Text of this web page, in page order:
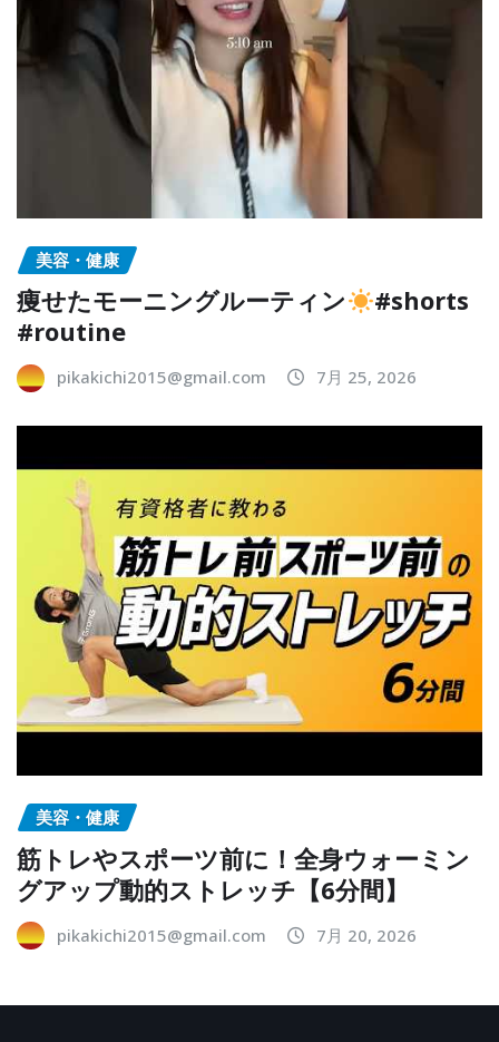
美容・健康
痩せたモーニングルーティン
#shorts
#routine
pikakichi2015@gmail.com 7月 25, 2026
美容・健康
筋トレやスポーツ前に！全身ウォーミン
グアップ動的ストレッチ【6分間】
pikakichi2015@gmail.com 7月 20, 2026